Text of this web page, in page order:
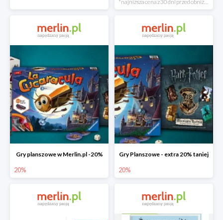
Gry planszowe w Merlin.pl -20%
20%
Gry Planszowe - extra 20% taniej
20%